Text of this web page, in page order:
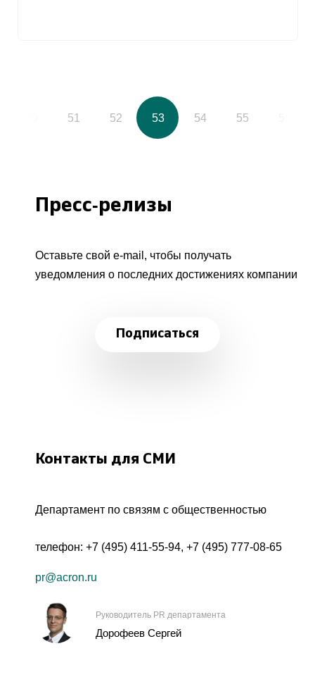
51 52 53 54 55
Пресс-релизы
Оставьте свой e-mail, чтобы получать
уведомления о последних достижениях компании
Подписаться
Контакты для СМИ
Департамент по связям с общественностью
телефон: +7 (495) 411-55-94, +7 (495) 777-08-65
pr@acron.ru
Руководитель PR департамента
Дорофеев Сергей